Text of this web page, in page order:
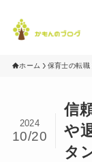
ホーム 保育士の転職
信
や
タ
2024
10/20